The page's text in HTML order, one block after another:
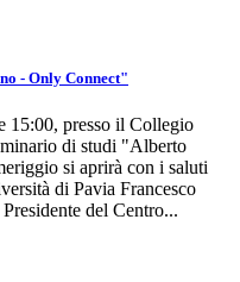
- Only Connect"
15:00, presso il Collegio
di studi "Alberto
si aprirà con i saluti
di Pavia Francesco
del Centro...